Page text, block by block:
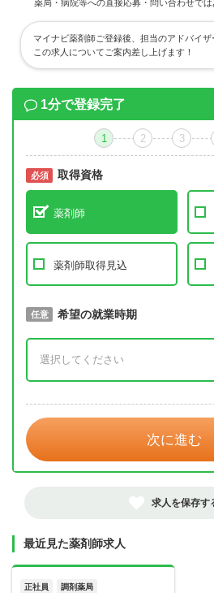
薬局・病院等への直接応募・問い合わせでは
マイナビ薬剤師ご登録後、担当のアドバイザ
この求人についてご案内差し上げます！
1分で登録完了
1 2 3
必須 取得資格
薬剤師
薬剤師取得見込
必須 取得予定年
任意 希望の就業時期
次に進む
求人を保存す
最近見た薬剤師求人
正社員 調剤薬局